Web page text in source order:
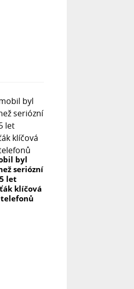
byl
seriózní
let
klíčová